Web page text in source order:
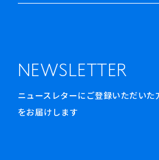
NEWSLETTER
ニュースレターにご登録いただい
をお届けします